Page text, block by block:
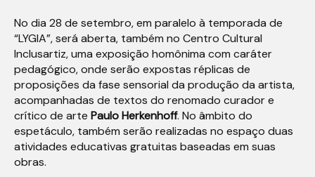
No dia 28 de setembro, em paralelo à temporada de
“LYGIA”, será aberta, também no Centro Cultural
Inclusartiz, uma exposição homônima com caráter
pedagógico, onde serão expostas réplicas de
proposições da fase sensorial da produção da artista,
acompanhadas de textos do renomado curador e
crítico de arte Paulo Herkenhoff. No âmbito do
espetáculo, também serão realizadas no espaço duas
atividades educativas gratuitas baseadas em suas
obras.